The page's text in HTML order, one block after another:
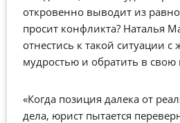
откровенно выводит из
просит конфликта? Наталья
отнестись к такой ситуации с
мудростью и обратить в свою
«Когда позиция далека от
дела, юрист пытается